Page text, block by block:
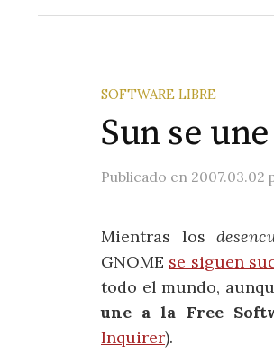
SOFTWARE LIBRE
Sun se
Publicado en 2007.03.02
Mientras los
GNOME se siguen
todo el mundo,
une a la Free
Inquirer).